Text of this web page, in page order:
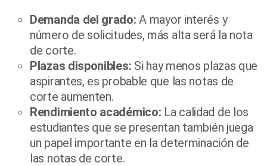
Demanda del grado: A mayor interés y
número de solicitudes, más alta será la nota
de corte.
Plazas disponibles: Si hay menos plazas que
aspirantes, es probable que las notas de
corte aumenten.
Rendimiento académico: La calidad de los
estudiantes que se presentan también juega
un papel importante en la determinación de
las notas de corte.